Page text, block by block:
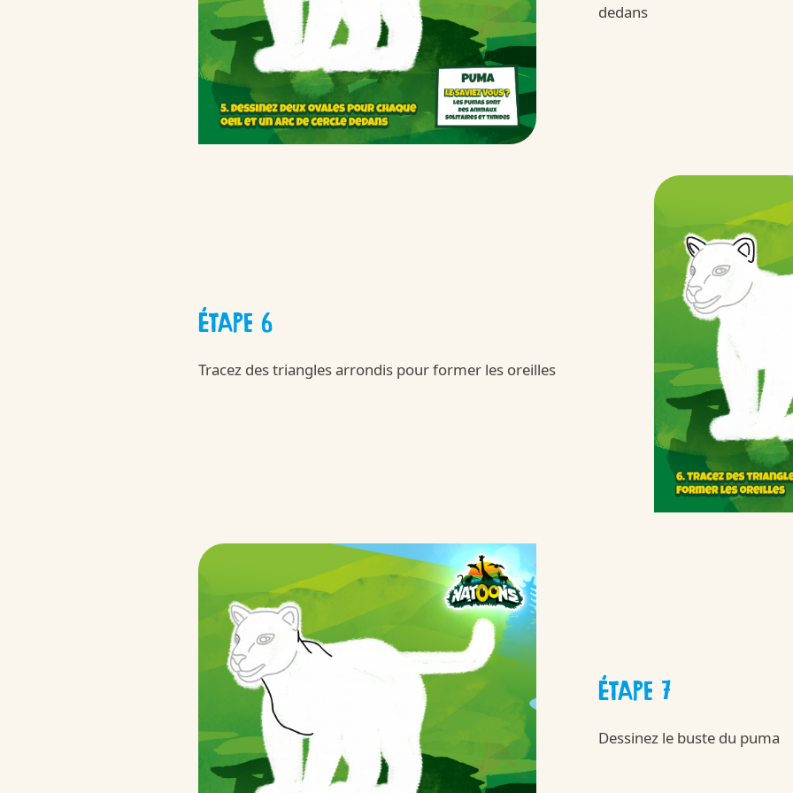
/fr/fr/kinder-joy
Kinder
/fr/fr/kinder-
Kinder
Plaisir & Consommation
dedans
ÉTAPE 6
Tracez des triangles arrondis pour former les oreilles
ÉTAPE 7
Dessinez le buste du puma